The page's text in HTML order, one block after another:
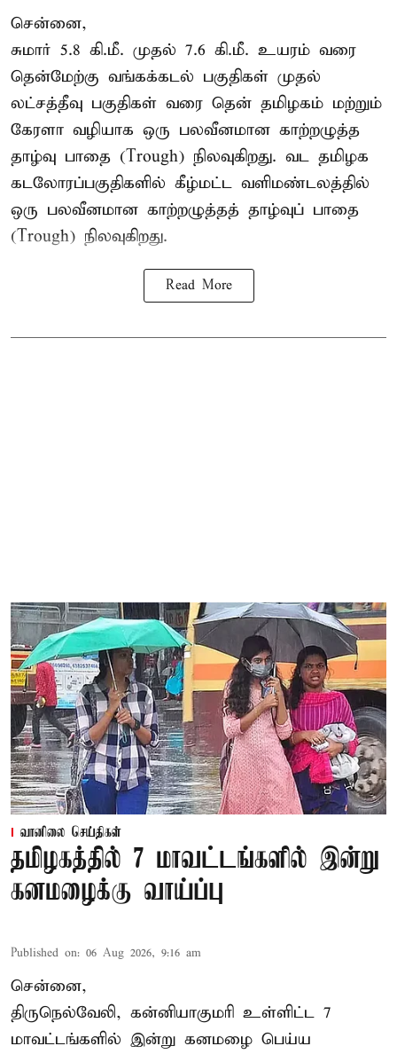
சென்னை,
சுமார் 5.8 கி.மீ. முதல் 7.6 கி.மீ. உயரம் வரை
தென்மேற்கு வங்கக்கடல் பகுதிகள் முதல்
லட்சத்தீவு பகுதிகள் வரை தென் தமிழகம் மற்றும்
கேரளா வழியாக ஒரு பலவீனமான காற்றழுத்த
தாழ்வு பாதை (Trough) நிலவுகிறது. வட தமிழக
கடலோரப்பகுதிகளில் கீழ்மட்ட வளிமண்டலத்தில்
ஒரு பலவீனமான காற்றழுத்தத் தாழ்வுப் பாதை
(Trough) நிலவுகிறது.
Read More
வானிலை செய்திகள்
தமிழகத்தில் 7 மாவட்டங்களில் இன்று
கனமழைக்கு வாய்ப்பு
Published on: 06 Aug 2026, 9:16 am
சென்னை,
திருநெல்வேலி, கன்னியாகுமரி உள்ளிட்ட 7
மாவட்டங்களில் இன்று கனமழை பெய்ய